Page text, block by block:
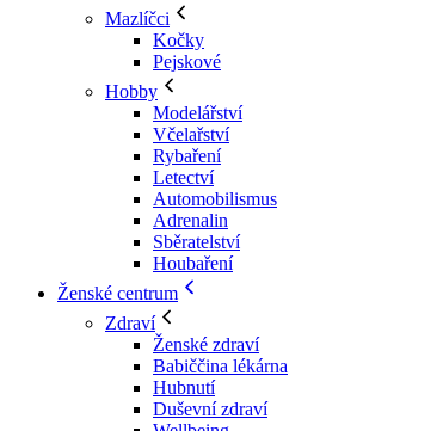
Mazlíčci
Kočky
Pejskové
Hobby
Modelářství
Včelařství
Rybaření
Letectví
Automobilismus
Adrenalin
Sběratelství
Houbaření
Ženské centrum
Zdraví
Ženské zdraví
Babiččina lékárna
Hubnutí
Duševní zdraví